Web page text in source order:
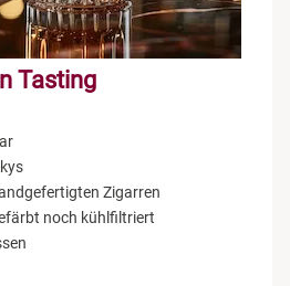
Tasting
Zigarren
noch kühlfiltriert